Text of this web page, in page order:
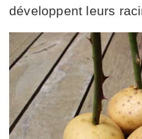
développent leurs